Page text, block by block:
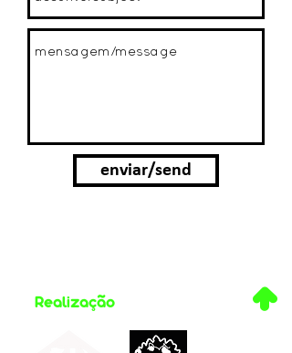
enviar/send
Realização .